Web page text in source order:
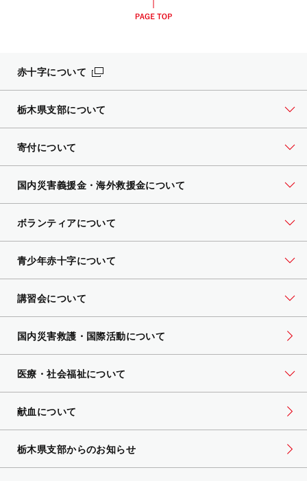
赤十字について
栃木県支部について
寄付について
国内災害義援金・海外救援金について
ボランティアについて
青少年赤十字について
講習会について
国内災害救護・国際活動について
医療・社会福祉について
献血について
栃木県支部からのお知らせ